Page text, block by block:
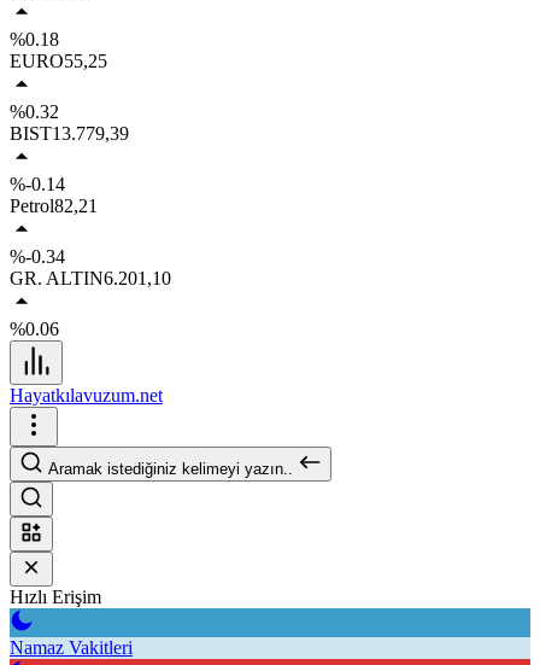
%0.18
EURO55,25
%0.32
BIST13.779,39
%-0.14
Petrol82,21
%-0.34
GR. ALTIN6.201,10
%0.06
Hayatkılavuzum.net
Aramak istediğiniz kelimeyi yazın..
Hızlı Erişim
Namaz Vakitleri